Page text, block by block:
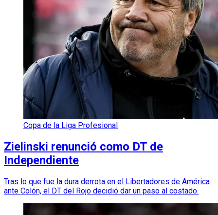
Copa de la Liga Profesional
Zielinski renunció como DT de
Independiente
Tras lo que fue la dura derrota en el Libertadores de América
ante Colón, el DT del Rojo decidió dar un paso al costado.